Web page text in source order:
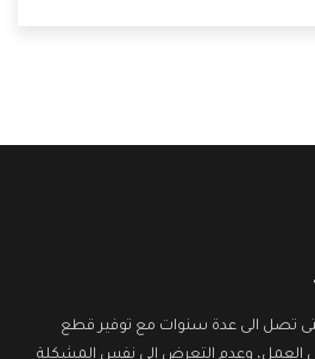
تصل الى عدة سنوات مع توفير قطع